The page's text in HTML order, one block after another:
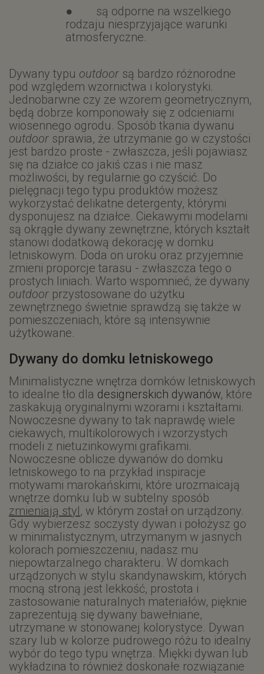
● są odporne na wszelkiego
rodzaju niesprzyjające warunki
atmosferyczne.
Dywany typu outdoor są bardzo różnorodne
pod względem wzornictwa i kolorystyki.
Jednobarwne czy ze wzorem geometrycznym,
będą dobrze komponowały się z odcieniami
wiosennego ogrodu. Sposób tkania dywanu
outdoor sprawia, że utrzymanie go w czystości
jest bardzo proste - zwłaszcza, jeśli pojawiasz
się na działce co jakiś czas i nie masz
możliwości, by regularnie go czyścić. Do
pielęgnacji tego typu produktów możesz
wykorzystać delikatne detergenty, którymi
dysponujesz na działce. Ciekawymi modelami
są okrągłe dywany zewnętrzne, których kształt
stanowi dodatkową dekorację w domku
letniskowym. Doda on uroku oraz przyjemnie
zmieni proporcje tarasu - zwłaszcza tego o
prostych liniach. Warto wspomnieć, że dywany
outdoor przystosowane do użytku
zewnętrznego świetnie sprawdzą się także w
pomieszczeniach, które są intensywnie
użytkowane.
Dywany do domku letniskowego
Minimalistyczne wnętrza domków letniskowych
to idealne tło dla designerskich dywanów, które
zaskakują oryginalnymi wzorami i kształtami.
Nowoczesne dywany to tak naprawdę wiele
ciekawych, multikolorowych i wzorzystych
modeli z nietuzinkowymi grafikami.
Nowoczesne oblicze dywanów do domku
letniskowego to na przykład inspiracje
motywami marokańskimi, które urozmaicają
wnętrze domku lub w subtelny sposób
zmieniają styl, w którym został on urządzony.
Gdy wybierzesz soczysty dywan i położysz go
w minimalistycznym, utrzymanym w jasnych
kolorach pomieszczeniu, nadasz mu
niepowtarzalnego charakteru. W domkach
urządzonych w stylu skandynawskim, których
mocną stroną jest lekkość, prostota i
zastosowanie naturalnych materiałów, pięknie
zaprezentują się dywany bawełniane,
utrzymane w stonowanej kolorystyce. Dywan
szary lub w kolorze pudrowego różu to idealny
wybór do tego typu wnętrza. Miękki dywan lub
wykładzina to również doskonałe rozwiązanie